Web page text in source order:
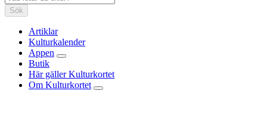
Sök
Artiklar
Kulturkalender
Appen
Butik
Här gäller Kulturkortet
Om Kulturkortet